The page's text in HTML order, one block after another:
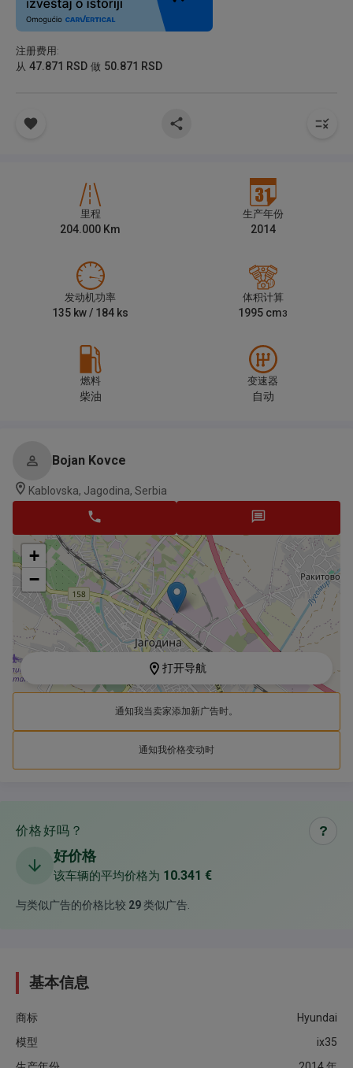
注册费用 :
从 47.871 RSD 做 50.871 RSD
里程
204.000 Km
生产年份
2014
发动机功率
135 kw / 184 ks
体积计算
1995 cm3
燃料
柴油
变速器
自动
Bojan Kovce
Kablovska, Jagodina, Serbia
+
−
打开导航
通知我当卖家添加新广告时。
通知我价格变动时
价格好吗？ ?
好价格
该车辆的平均价格为 10.341 €
与类似广告的价格比较 29 类似广告
基本信息
商标
Hyundai
模型
ix35